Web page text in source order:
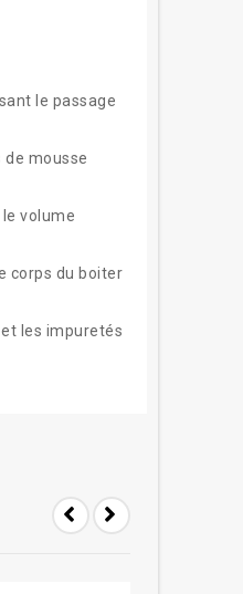
le passage
de mousse
volume
corps du boiter
les impuretés